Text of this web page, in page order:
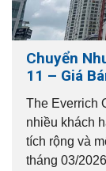
Chuyển
11 – Giá
The Everrich
nhiều khách
tích rộng và
tháng 03/